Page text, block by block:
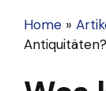
Home »
Antiquitäten?